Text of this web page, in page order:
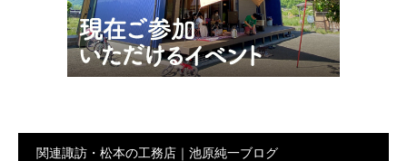
関連諏訪・松本の工務店｜池原純一ブログ